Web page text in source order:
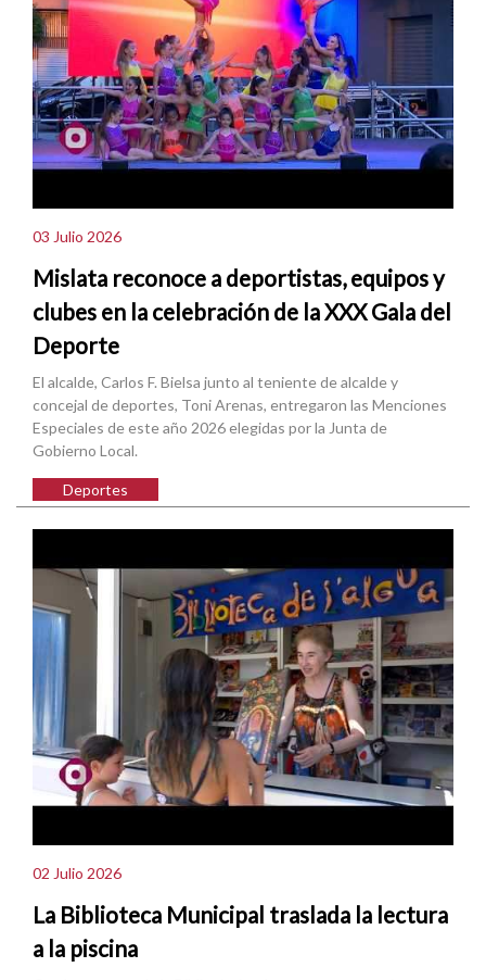
03 Julio 2026
Mislata reconoce a deportistas, equipos y
clubes en la celebración de la XXX Gala del
Deporte
El alcalde, Carlos F. Bielsa junto al teniente de alcalde y
concejal de deportes, Toni Arenas, entregaron las Menciones
Especiales de este año 2026 elegidas por la Junta de
Gobierno Local.
Deportes
02 Julio 2026
La Biblioteca Municipal traslada la lectura
a la piscina